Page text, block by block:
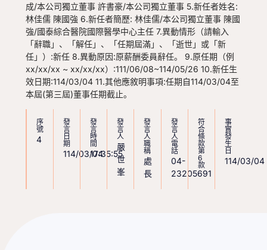
序
號
4
發
言
日
期
114/03/04
發
言
時
間
17:35:55
發
言
人
嚴
世
峯
發
言
人
職
稱
處
長
發
言
人
電
話
04-
23205691
符
合
條
款
第
6
款
事
實
發
生
日
114/03/04
成/本公司獨立董事 許書豪/本公司獨立董事 5.新任者姓名:
林佳儒 陳國強 6.新任者簡歷: 林佳儒/本公司獨立董事 陳國
強/國泰綜合醫院國際醫學中心主任 7.異動情形（請輸入
「辭職」、「解任」、「任期屆滿」、「逝世」或「新
任」）:新任 8.異動原因:原薪酬委員辭任。 9.原任期（例
xx/xx/xx ~ xx/xx/xx）:111/06/08~114/05/26 10.新任生
效日期:114/03/04 11.其他應敘明事項:任期自114/03/04至
本屆(第三屆)董事任期截止。